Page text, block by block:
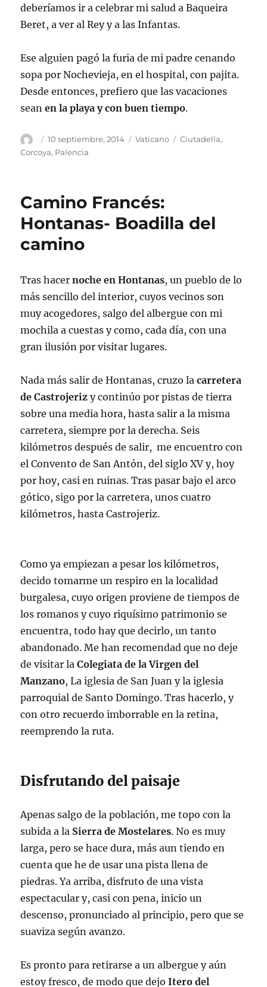
deberíamos ir a celebrar mi salud a Baqueira
Beret, a ver al Rey y a las Infantas.
Ese alguien pagó la furia de mi padre cenando
sopa por Nochevieja, en el hospital, con pajita.
Desde entonces, prefiero que las vacaciones
seanen la playa y con buen tiempo.
Autor
Publicado
el
10 septiembre, 2014 Categorías
Vaticano Etiquetas
Ciutadella,
Corcoya, Palencia
Camino Francés:
Hontanas- Boadilla del
camino
Tras hacernoche en Hontanas, un pueblo de lo
más sencillo del interior, cuyos vecinos son
muy acogedores, salgo del albergue con mi
mochila a cuestas y como, cada día, con una
gran ilusión por visitar lugares.
Nada más salir de Hontanas, cruzo lacarretera
de Castrojeriz y continúo por pistas de tierra
sobre una media hora, hasta salir a la misma
carretera, siempre por la derecha. Seis
kilómetros después de salir, me encuentro con
el Convento de San Antón, del siglo XV y, hoy
por hoy, casi en ruinas. Tras pasar bajo el arco
gótico, sigo por la carretera, unos cuatro
kilómetros, hasta Castrojeriz.
Como ya empiezan a pesar los kilómetros,
decido tomarme un respiro en la localidad
burgalesa, cuyo origen proviene de tiempos de
los romanos y cuyo riquísimo patrimonio se
encuentra, todo hay que decirlo, un tanto
abandonado. Me han recomendad que no deje
de visitar laColegiata de la Virgen del
Manzano, La iglesia de San Juan y la iglesia
parroquial de Santo Domingo. Tras hacerlo, y
con otro recuerdo imborrable en la retina,
reemprendo la ruta.
Disfrutando del paisaje
Apenas salgo de la población, me topo con la
subida a la Sierra de Mostelares. No es muy
larga, pero se hace dura, más aun tiendo en
cuenta que he de usar una pista llena de
piedras. Ya arriba, disfruto de una vista
espectacular y, casi con pena, inicio un
descenso, pronunciado al principio, pero que se
suaviza según avanzo.
Es pronto para retirarse a un albergue y aún
estoy fresco, de modo que dejoItero del